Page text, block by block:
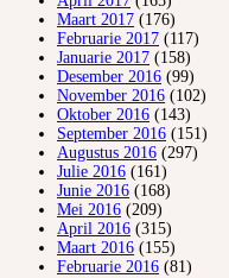
Maart 2017 (176)
Februarie 2017 (117)
Januarie 2017 (158)
Desember 2016 (99)
November 2016 (102)
Oktober 2016 (143)
September 2016 (151)
Augustus 2016 (297)
Julie 2016 (161)
Junie 2016 (168)
Mei 2016 (209)
April 2016 (315)
Maart 2016 (155)
Februarie 2016 (81)